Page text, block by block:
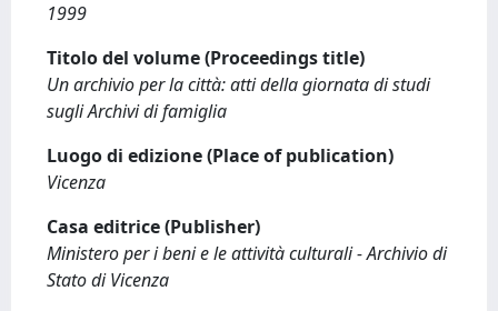
1999
Titolo del volume (Proceedings title)
Un archivio per la città: atti della giornata di studi
sugli Archivi di famiglia
Luogo di edizione (Place of publication)
Vicenza
Casa editrice (Publisher)
Ministero per i beni e le attività culturali - Archivio di
Stato di Vicenza